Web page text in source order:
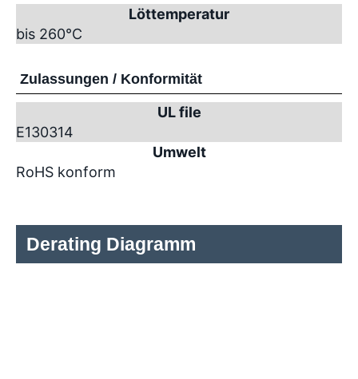
Löttemperatur
bis 260°C
Zulassungen / Konformität
UL file
E130314
Umwelt
RoHS konform
Derating Diagramm